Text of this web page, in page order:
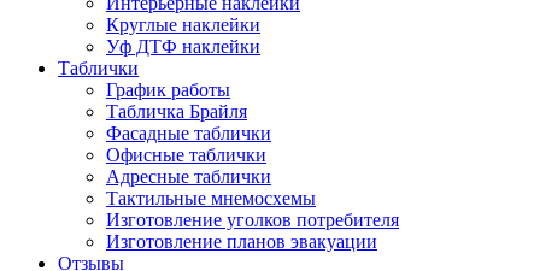
Круглые наклейки
Уф ДТФ наклейки
Таблички
График работы
Табличка Брайля
Фасадные таблички
Офисные таблички
Адресные таблички
Тактильные мнемосхемы
Изготовление уголков потребителя
Изготовление планов эвакуации
Отзывы